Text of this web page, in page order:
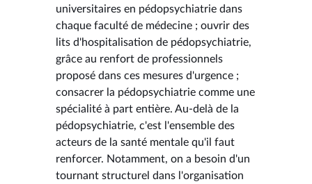
universitaires en pédopsychiatrie dans
chaque faculté de médecine ; ouvrir des
lits d'hospitalisation de pédopsychiatrie,
grâce au renfort de professionnels
proposé dans ces mesures d'urgence ;
consacrer la pédopsychiatrie comme une
spécialité à part entière. Au-delà de la
pédopsychiatrie, c'est l'ensemble des
acteurs de la santé mentale qu'il faut
renforcer. Notamment, on a besoin d'un
tournant structurel dans l'organisation